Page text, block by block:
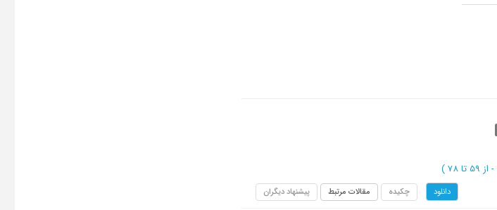
از 59 تا 78 )
دانلود چکیده مقالات مرتبط پیشنهاد دیگران